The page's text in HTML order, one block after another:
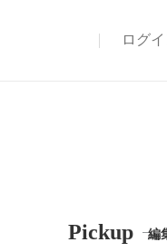
ログ
Pickup 編